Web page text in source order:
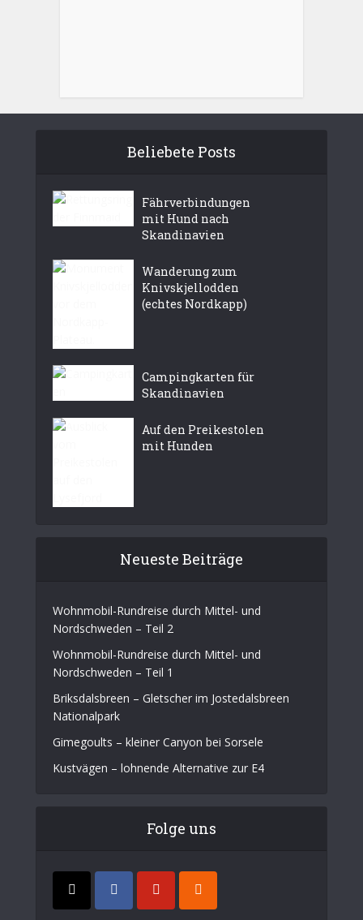
Beliebete Posts
Fährverbindungen
mit Hund nach
Skandinavien
Wanderung zum
Knivskjellodden
(echtes Nordkapp)
Campingkarten für
Skandinavien
Auf den Preikestolen
mit Hunden
Neueste Beiträge
Wohnmobil-Rundreise durch Mittel- und
Nordschweden – Teil 2
Wohnmobil-Rundreise durch Mittel- und
Nordschweden – Teil 1
Briksdalsbreen – Gletscher im Jostedalsbreen
Nationalpark
Gimegoults – kleiner Canyon bei Sorsele
Kustvägen – lohnende Alternative zur E4
Folge uns